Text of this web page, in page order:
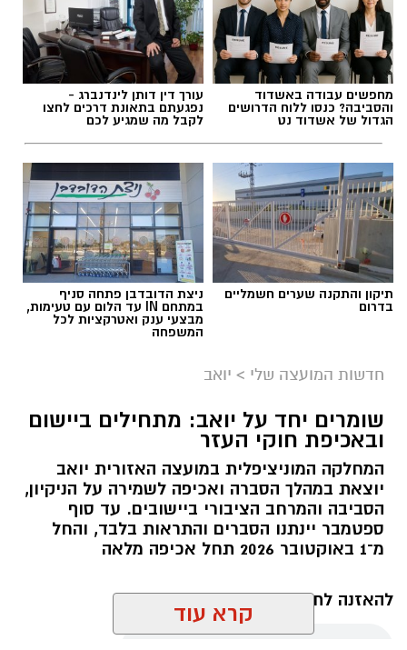
תגים:מועצה אזורית ערבה תיכונה
מועצה אזורית ערבה תיכונה
בראון-אבני וקב"ט המועצה אורי לב, את הצרכים
הקיימים ביישובים ובמושבים, לצד התוכניות
להרחבת היישובים והדרישות העתידיות בתחום
הביטחון. המשתתפים סקרו את התשתיות, הציוד
ומרכיבי הביטחון הנדרשים לצורך מתן מענה מיטבי
לתושבים.
מחפשים עבודה באשדוד
והסביבה? כנסו ללוח הדרושים
הגדול של אשדוד נט
עורך דין דותן לינדנברג -
נפגעתם בתאונת דרכים לחצו
לקבל מה שמגיע לכם
תיקון והתקנה שערים חשמליים
בדרום
ניצת הדובדבן פתחה סניף
במתחם IN עד הלום עם טעימות,
מבצעי ענק ואטרקציות לכל
המשפחה
חדשות המועצה שלי > יואב
שומרים יחד על יואב: מתחילים ביישום
ובאכיפת חוקי העזר
המחלקה המוניציפלית במועצה האזורית יואב
יוצאת במהלך הסברה ואכיפה לשמירה על הניקיון,
הסביבה והמרחב הציבורי ביישובים. עד סוף
ספטמבר יינתנו הסברים והתראות בלבד, והחל
מ־1 באוקטובר 2026 תחל אכיפה מלאה
להאזנה לתוכן: קרא עוד